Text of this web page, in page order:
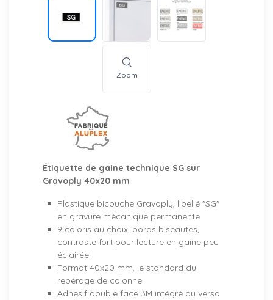
Zoom
Étiquette de gaine technique SG sur
Gravoply 40x20 mm
Plastique bicouche Gravoply, libellé "SG"
en gravure mécanique permanente
9 coloris au choix, bords biseautés,
contraste fort pour lecture en gaine peu
éclairée
Format 40x20 mm, le standard du
repérage de colonne
Adhésif double face 3M intégré au verso